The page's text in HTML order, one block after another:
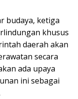
budaya, ketiga
khusus
daerah akan
secara
ada upaya
ini sebagai